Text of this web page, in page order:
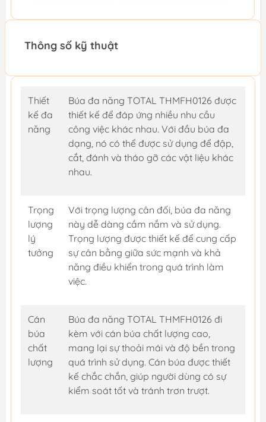
Thông số kỹ thuật
Thiết
kế đa
năng
Búa đa năng TOTAL THMFH0126 được
thiết kế để đáp ứng nhiều nhu cầu
công việc khác nhau. Với đầu búa đa
dạng, nó có thể được sử dụng để đập,
cắt, đánh và tháo gỡ các vật liệu khác
nhau.
Trọng
lượng
lý
tưởng
Với trọng lượng cân đối, búa đa năng
này dễ dàng cầm nắm và sử dụng.
Trọng lượng được thiết kế để cung cấp
sự cân bằng giữa sức mạnh và khả
năng điều khiển trong quá trình làm
việc.
Cán
búa
chất
lượng
Búa đa năng TOTAL THMFH0126 đi
kèm với cán búa chất lượng cao,
mang lại sự thoải mái và độ bền trong
quá trình sử dụng. Cán búa được thiết
kế chắc chắn, giúp người dùng có sự
kiểm soát tốt và tránh trơn trượt.